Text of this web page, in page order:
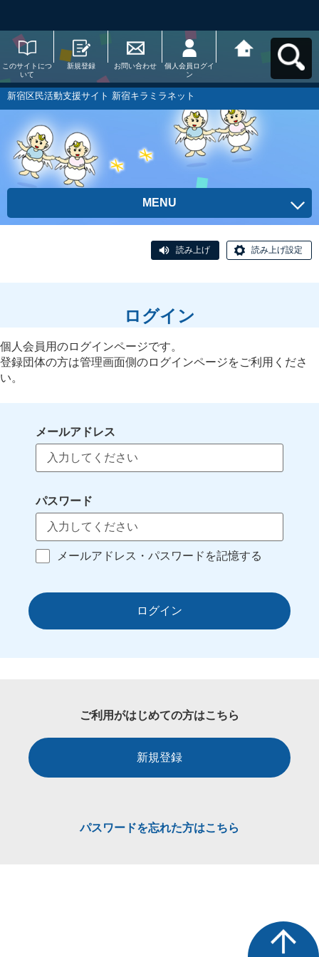
このサイトにつ
いて
新規登録 お問い合わせ
個人会員ログイ
ン
ラミラネットへ
新宿区民活動支援サイト 新宿キラミラネット
MENU
読み上げ 読み上げ設定
ログイン
個人会員用のログインページです。
登録団体の方は管理画面側のログインページをご利用くださ
い。
メールアドレス
パスワード
メールアドレス・パスワードを記憶する
ログイン
ご利用がはじめての方はこちら
新規登録
パスワードを忘れた方はこちら